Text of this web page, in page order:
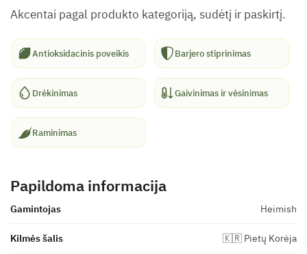
Akcentai pagal produkto kategoriją, sudėtį ir paskirtį.
Antioksidacinis poveikis Barjero stiprinimas
Drėkinimas Gaivinimas ir vėsinimas
Raminimas
Papildoma informacija
Gamintojas Heimish
Kilmės šalis 🇰🇷 Pietų Korėja